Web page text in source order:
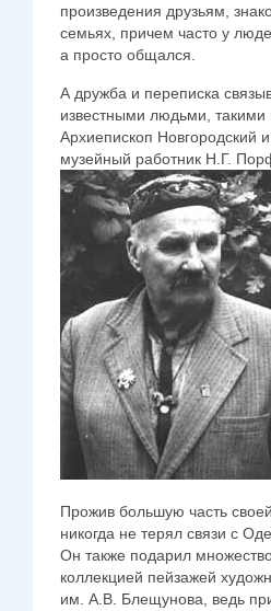
произведения друзьям,
семьях, причем часто у
а просто общался.
А дружба и переписка
известными людьми,
Архиепископ Новгородский
музейный работник Н.Г.
Прожив большую часть
никогда не терял связи с
Он также подарил
коллекцией пейзажей
им. А.В. Блещунова, ведь